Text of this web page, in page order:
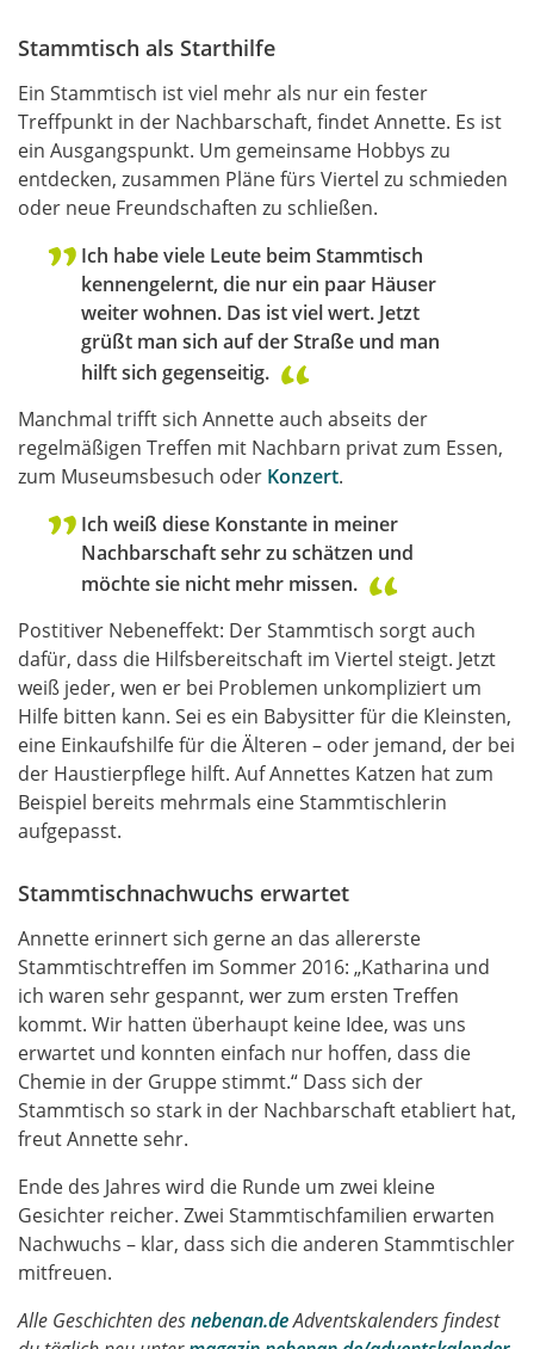
Stammtisch als Starthilfe
Ein Stammtisch ist viel mehr als nur ein fester
Treffpunkt in der Nachbarschaft, findet Annette. Es ist
ein Ausgangspunkt. Um gemeinsame Hobbys zu
entdecken, zusammen Pläne fürs Viertel zu schmieden
oder neue Freundschaften zu schließen.
Ich habe viele Leute beim Stammtisch
kennengelernt, die nur ein paar Häuser
weiter wohnen. Das ist viel wert. Jetzt
grüßt man sich auf der Straße und man
hilft sich gegenseitig.
Manchmal trifft sich Annette auch abseits der
regelmäßigen Treffen mit Nachbarn privat zum Essen,
zum Museumsbesuch oder Konzert.
Ich weiß diese Konstante in meiner
Nachbarschaft sehr zu schätzen und
möchte sie nicht mehr missen.
Postitiver Nebeneffekt: Der Stammtisch sorgt auch
dafür, dass die Hilfsbereitschaft im Viertel steigt. Jetzt
weiß jeder, wen er bei Problemen unkompliziert um
Hilfe bitten kann. Sei es ein Babysitter für die Kleinsten,
eine Einkaufshilfe für die Älteren – oder jemand, der bei
der Haustierpflege hilft. Auf Annettes Katzen hat zum
Beispiel bereits mehrmals eine Stammtischlerin
aufgepasst.
Stammtischnachwuchs erwartet
Annette erinnert sich gerne an das allererste
Stammtischtreffen im Sommer 2016: „Katharina und
ich waren sehr gespannt, wer zum ersten Treffen
kommt. Wir hatten überhaupt keine Idee, was uns
erwartet und konnten einfach nur hoffen, dass die
Chemie in der Gruppe stimmt.“ Dass sich der
Stammtisch so stark in der Nachbarschaft etabliert hat,
freut Annette sehr.
Ende des Jahres wird die Runde um zwei kleine
Gesichter reicher. Zwei Stammtischfamilien erwarten
Nachwuchs – klar, dass sich die anderen Stammtischler
mitfreuen.
Alle Geschichten desnebenan.deAdventskalenders findest